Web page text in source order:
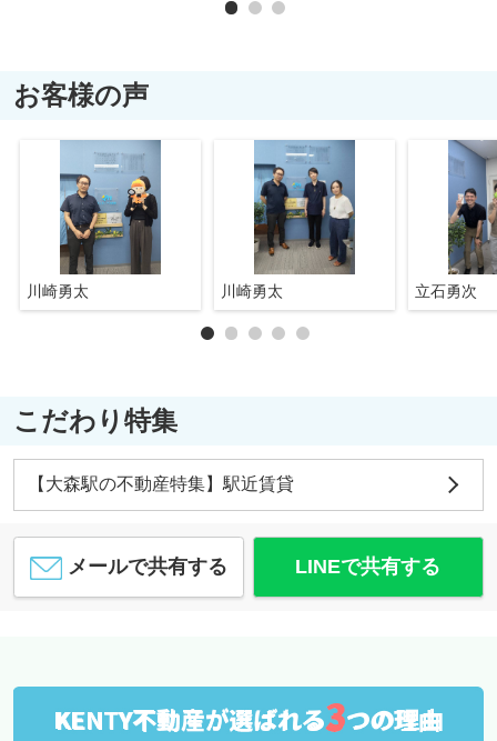
お客様の声
川崎勇太 川崎勇太 立石勇次
こだわり特集
【大森駅の不動産特集】駅近賃貸
メールで共有する LINEで共有する
KENTY不動産が選ばれる3つの理由